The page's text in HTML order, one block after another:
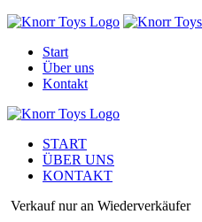
Start
Über uns
Kontakt
START
ÜBER UNS
KONTAKT
Verkauf nur an Wiederverkäufer